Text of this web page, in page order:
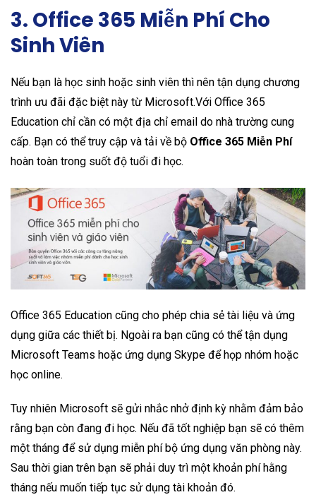
3. Office 365 Miễn Phí Cho
Sinh Viên
Nếu bạn là học sinh hoặc sinh viên thì nên tận dụng chương
trình ưu đãi đặc biệt này từ Microsoft.Với Office 365
Education chỉ cần có một địa chỉ email do nhà trường cung
cấp. Bạn có thể truy cập và tải về bộ Office 365 Miễn Phí
hoàn toàn trong suốt độ tuổi đi học.
Office 365 Education cũng cho phép chia sẻ tài liệu và ứng
dụng giữa các thiết bị. Ngoài ra bạn cũng có thể tận dụng
Microsoft Teams hoặc ứng dụng Skype để họp nhóm hoặc
học online.
Tuy nhiên Microsoft sẽ gửi nhắc nhở định kỳ nhằm đảm bảo
rằng bạn còn đang đi học. Nếu đã tốt nghiệp bạn sẽ có thêm
một tháng để sử dụng miễn phí bộ ứng dụng văn phòng này.
Sau thời gian trên bạn sẽ phải duy trì một khoản phí hằng
tháng nếu muốn tiếp tục sử dụng tài khoản đó.